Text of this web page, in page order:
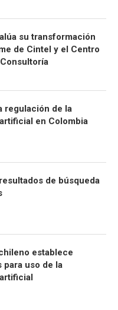
su transformación
de Cintel y el Centro
regulación de la
en Colombia
de búsqueda
establece
para uso de la